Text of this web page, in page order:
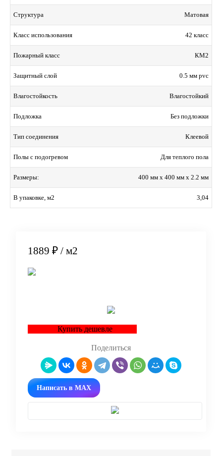
Структура Матовая
Класс использования 42 класс
Пожарный класс КМ2
Защитный слой 0.5 мм pvc
Влагостойкость Влагостойкий
Подложка Без подложки
Тип соединения Клеевой
Полы с подогревом Для теплого пола
Размеры: 400 мм x 400 мм x 2.2 мм
В упаковке, м2 3,04
1889 ₽ / м2
Купить дешевле
Поделиться
Написать в MAX